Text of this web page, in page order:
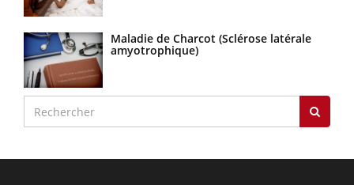
Maladie de Charcot (Sclérose latérale
amyotrophique)